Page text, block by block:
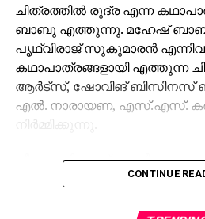
ചിത്രത്തില്‍ രുദ്ര എന്ന
ബാബു എത്തുന്നു. മഹേഷ് ബാബു,
പൃഥ്വിരാജ് സുകുമാരന്‍
കഥാപാത്രങ്ങളായി എത്തുന്ന
ആര്‍ട്‌സ്, ഷോവിങ് ബിസിനസ്
എല്‍. നാരായണ, എസ്.എസ്.
നിര്‍മ്മിക്കുന്നു.
കീരവാണിയാണ് സംഗീതം
മണിക്കൂറുകള്‍ക്കുള്ളില്‍ തന്നെ 5
CONTINUE